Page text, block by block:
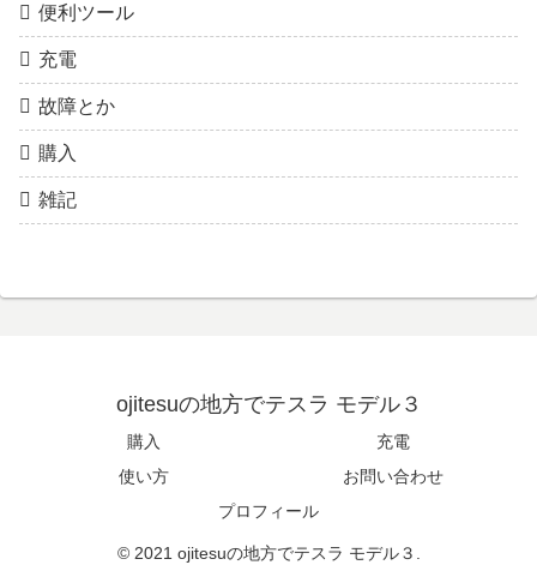
便利ツール
充電
故障とか
購入
雑記
ojitesuの地方でテスラ モデル３
購入
充電
使い方
お問い合わせ
プロフィール
© 2021 ojitesuの地方でテスラ モデル３.